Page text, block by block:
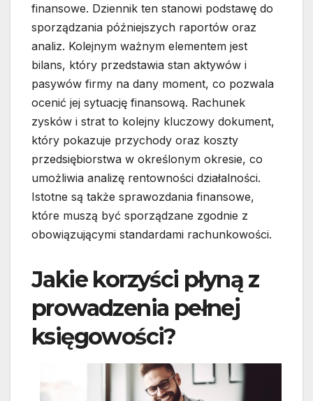
finansowe. Dziennik ten stanowi podstawę do
sporządzania późniejszych raportów oraz
analiz. Kolejnym ważnym elementem jest
bilans, który przedstawia stan aktywów i
pasywów firmy na dany moment, co pozwala
ocenić jej sytuację finansową. Rachunek
zysków i strat to kolejny kluczowy dokument,
który pokazuje przychody oraz koszty
przedsiębiorstwa w określonym okresie, co
umożliwia analizę rentowności działalności.
Istotne są także sprawozdania finansowe,
które muszą być sporządzane zgodnie z
obowiązującymi standardami rachunkowości.
Jakie korzyści płyną z
prowadzenia pełnej
księgowości?